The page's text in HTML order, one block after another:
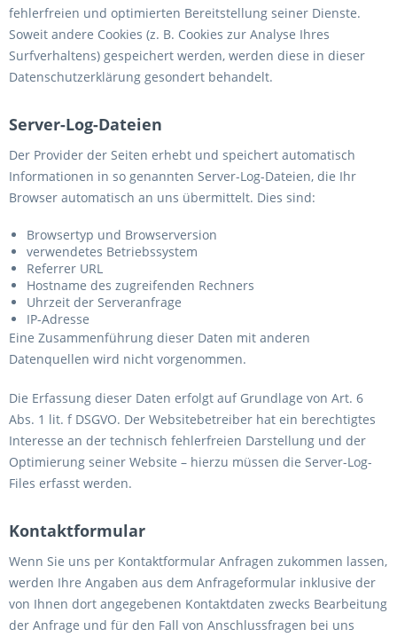
fehlerfreien und optimierten Bereitstellung seiner Dienste.
Soweit andere Cookies (z. B. Cookies zur Analyse Ihres
Surfverhaltens) gespeichert werden, werden diese in dieser
Datenschutzerklärung gesondert behandelt.
Server-Log-Dateien
Der Provider der Seiten erhebt und speichert automatisch
Informationen in so genannten Server-Log-Dateien, die Ihr
Browser automatisch an uns übermittelt. Dies sind:
Browsertyp und Browserversion
verwendetes Betriebssystem
Referrer URL
Hostname des zugreifenden Rechners
Uhrzeit der Serveranfrage
IP-Adresse
Eine Zusammenführung dieser Daten mit anderen
Datenquellen wird nicht vorgenommen.
Die Erfassung dieser Daten erfolgt auf Grundlage von Art. 6
Abs. 1 lit. f DSGVO. Der Websitebetreiber hat ein berechtigtes
Interesse an der technisch fehlerfreien Darstellung und der
Optimierung seiner Website – hierzu müssen die Server-Log-
Files erfasst werden.
Kontaktformular
Wenn Sie uns per Kontaktformular Anfragen zukommen lassen,
werden Ihre Angaben aus dem Anfrageformular inklusive der
von Ihnen dort angegebenen Kontaktdaten zwecks Bearbeitung
der Anfrage und für den Fall von Anschlussfragen bei uns